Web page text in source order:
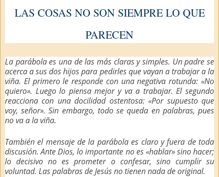
LAS COSAS NO SON SIEMPRE LO QUE
PARECEN
La parábola es una de las más claras y simples. Un padre se
acerca a sus dos hijos para pedirles que vayan a trabajar a la
viña. El primero le responde con una negativa rotunda: «No
quiero». Luego lo piensa mejor y va a trabajar. El segundo
reacciona con una docilidad ostentosa: «Por supuesto que
voy, señor». Sin embargo, todo se queda en palabras, pues
no va a la viña.
También el mensaje de la parábola es claro y fuera de toda
discusión. Ante Dios, lo importante no es «hablar» sino hacer;
lo decisivo no es prometer o confesar, sino cumplir su
voluntad. Las palabras de Jesús no tienen nada de original.